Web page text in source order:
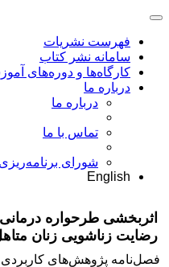
فهرست نشریات
سامانه نشر کتاب
کارگاه‌ها و دوره‌های
درباره ما
درباره ما
تماس با ما
شورای
English
اثربخشی طرحواره
رضایت زناشویی زنان
فصل‌نامه پژوهش‌های کاربردی